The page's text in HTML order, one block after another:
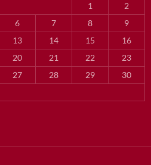
1
2
6 7 8
9
13 14 15
16
20 21 22
23
27 28 29
30